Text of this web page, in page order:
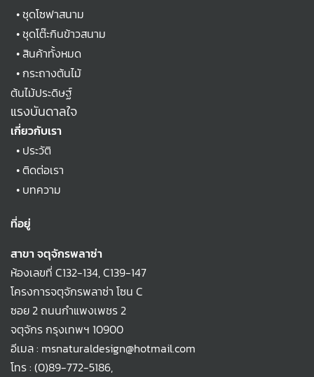
•ชุดโซฟาสนาม
•ชุดโต๊ะกินข้าวสนาม
•สินค้าทั้งหมด
•กระถางต้นไม้
ต้นไม้ประดิษฐ์
แรงบันดาลใจ
เกี่ยวกับเรา
• ประวัติ
•ติดต่อเรา
• บทความ
ที่อยู่
สาขา จตุจักรพลาซ่า
ห้องเลขที่ C132-134, C139-147
โครงการจตุจักรพลาซ่า โซน C
ซอย 2 ถนนกำแพงเพชร 2
จตุจักร กรุงเทพฯ 10900
อีเมล : msnaturaldesign@hotmail.com
โทร : (0)89-772-5186,